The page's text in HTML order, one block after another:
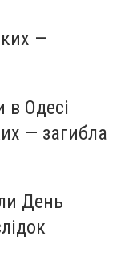
—
в Одесі
— загибла
День